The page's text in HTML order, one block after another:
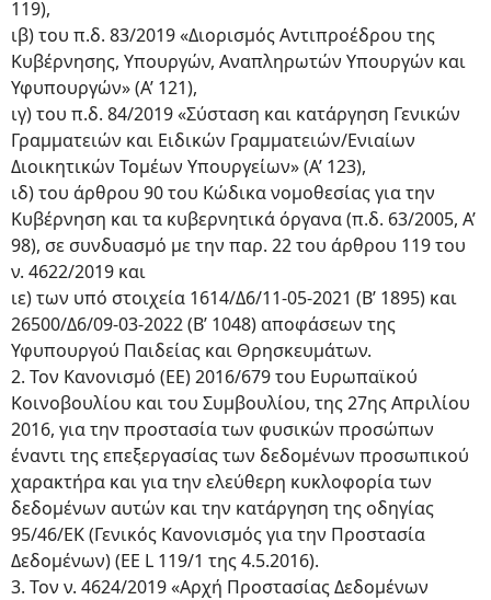
119),
ιβ) του π.δ. 83/2019 «Διορισμός Αντιπροέδρου της
Κυβέρνησης, Υπουργών, Αναπληρωτών Υπουργών και
Υφυπουργών» (Α’ 121),
ιγ) του π.δ. 84/2019 «Σύσταση και κατάργηση Γενικών
Γραμματειών και Ειδικών Γραμματειών/Ενιαίων
Διοικητικών Τομέων Υπουργείων» (Α’ 123),
ιδ) του άρθρου 90 του Κώδικα νομοθεσίας για την
Κυβέρνηση και τα κυβερνητικά όργανα (π.δ. 63/2005, Α’
98), σε συνδυασμό με την παρ. 22 του άρθρου 119 του
ν. 4622/2019 και
ιε) των υπό στοιχεία 1614/Δ6/11-05-2021 (Β’ 1895) και
26500/Δ6/09-03-2022 (Β’ 1048) αποφάσεων της
Υφυπουργού Παιδείας και Θρησκευμάτων.
2. Τον Κανονισμό (ΕΕ) 2016/679 του Ευρωπαϊκού
Κοινοβουλίου και του Συμβουλίου, της 27ης Απριλίου
2016, για την προστασία των φυσικών προσώπων
έναντι της επεξεργασίας των δεδομένων προσωπικού
χαρακτήρα και για την ελεύθερη κυκλοφορία των
δεδομένων αυτών και την κατάργηση της οδηγίας
95/46/ΕΚ (Γενικός Κανονισμός για την Προστασία
Δεδομένων) (ΕΕ L 119/1 της 4.5.2016).
3. Τον ν. 4624/2019 «Αρχή Προστασίας Δεδομένων